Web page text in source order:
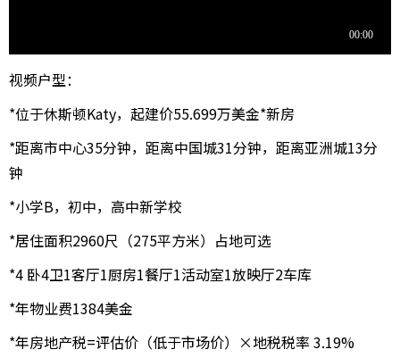
视频户型：
*位于休斯顿Katy，起建价55.699万美金*新房
*距离市中心35分钟，距离中国城31分钟，距离亚洲城13分
钟
*小学B，初中，高中新学校
*居住面积2960尺（275平方米）占地可选
*4 卧4卫1客厅1厨房1餐厅1活动室1放映厅2车库
*年物业费1384美金
*年房地产税=评估价（低于市场价）×地税税率 3.19%